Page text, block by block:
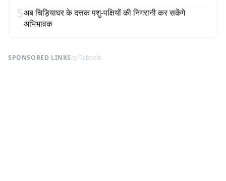
5अब चिड़ियाघर के दत्तक पशु-पक्षियों की निगरानी कर सकेंगे
अभिभावक
SPONSORED LINKSby Taboola